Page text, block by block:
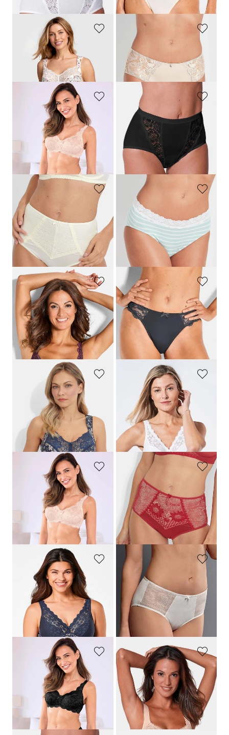
MISS MARY
Tailleslip met bloemenprint en kant
24,95 €
SUSA
Tailleslip met kant
7,97 €15,95 €
BH zonder beugels met kant
39,95 €
Laagste prijs van de afgelopen 30
dagen**: 31,96 €
(-25%)
SLOGGI
Tailleslip, set van 4
50,95 €
MISS MARY
Maxislip van microvezels met kant
24,95 €
SPEIDEL
Viscose tailleslip met kant
9,97 €19,95 €
Laagste prijs van de afgelopen 30
dagen**: 11,96 €
(-16%)
SASSA
Kanten BH met beugels
23,96 €29,95 €
Laagste prijs van de afgelopen 30
dagen**: 29,95 € (-20%)
SASSA
Heupslip van vrouwelijk kant
11,96 €14,95 €
Laagste prijs van de afgelopen 30
dagen**: 14,95 €
(-20%)
MISS MARY
Tailleslip met bloemenprint en kant
MISS MARY
49,49 €54,99 €
Laagste prijs van de afgelopen 30
dagen**: 54,99 € (-10%)
Tailleslip met kant
17,95 €
Laagste prijs van de afgelopen 30
dagen**: 17,95 €
(-20%)
MISS MARY
Maxislip van microvezels met kant
24,95 €
MISS MARY
49,49 €54,99 €
Laagste prijs van de afgelopen 30
dagen**: 54,99 € (-10%)
ROSA FAIA
29,95 €
BH zonder beugels met kant
39,95 €
Laagste prijs van de afgelopen 30
dagen**: 31,96 €
(-25%)
TRIUMPH
Kanten BH met beugels
58,95 €